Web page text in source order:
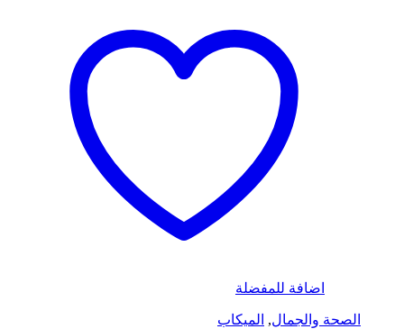
اضافة للمفضلة
الصحة والجمال, الميكاب